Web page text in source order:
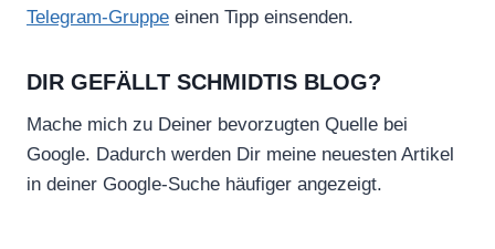
Telegram-Gruppe einen Tipp einsenden.
DIR GEFÄLLT SCHMIDTIS BLOG?
Mache mich zu Deiner bevorzugten Quelle bei
Google. Dadurch werden Dir meine neuesten Artikel
in deiner Google-Suche häufiger angezeigt.